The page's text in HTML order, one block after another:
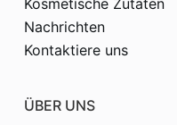
Kosmetische Zutaten
Nachrichten
Kontaktiere uns
ÜBER UNS